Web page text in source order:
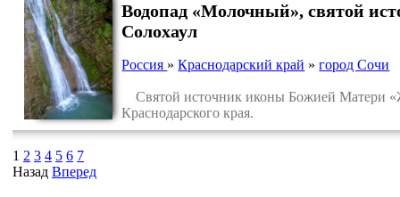
Водопад «Молочный», святой
Солохаул
Россия »Краснодарский край »город Сочи
Святой источник иконы Божией Матери
Краснодарского края.
1 2 3 4 5 6 7
Назад Вперед